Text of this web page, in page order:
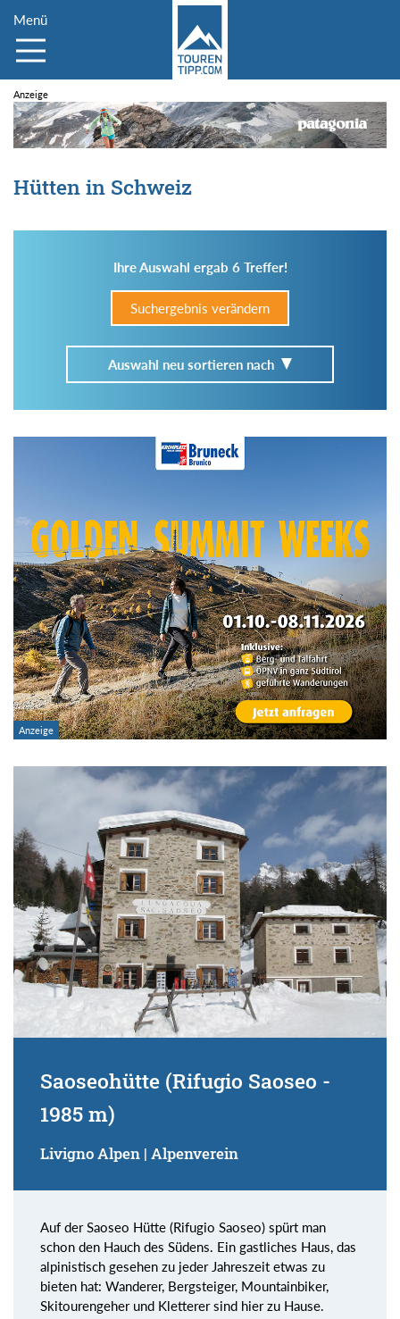
Menü
Hütten in Schweiz
Ihre Auswahl ergab 6 Treffer!
Suchergebnis verändern
Auswahl neu sortieren nach
Im Hüttenarchiv suchen
Region:
Gebirge:
Hütten-Typ:
Übernachtung:
Suchbegriff:
Saoseohütte (Rifugio Saoseo -
1985 m)
Livigno Alpen | Alpenverein
Auf der Saoseo Hütte (Rifugio Saoseo) spürt man
schon den Hauch des Südens. Ein gastliches Haus, das
alpinistisch gesehen zu jeder Jahreszeit etwas zu
bieten hat: Wanderer, Bergsteiger, Mountainbiker,
Skitourengeher und Kletterer sind hier zu Hause.